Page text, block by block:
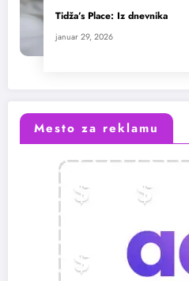
Tidža’s Place: Iz dnevnika
januar 29, 2026
Mesto za reklamu